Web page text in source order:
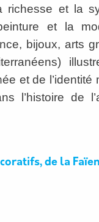
richesse et la
et la
bijoux, arts
et de l’identité
l’histoire de
de la